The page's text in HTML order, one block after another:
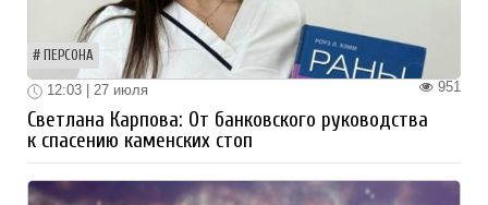
ПЕРСОНА
951
12:03 | 27 июля
Светлана Карпова: От банковского руководства
к спасению каменских стоп